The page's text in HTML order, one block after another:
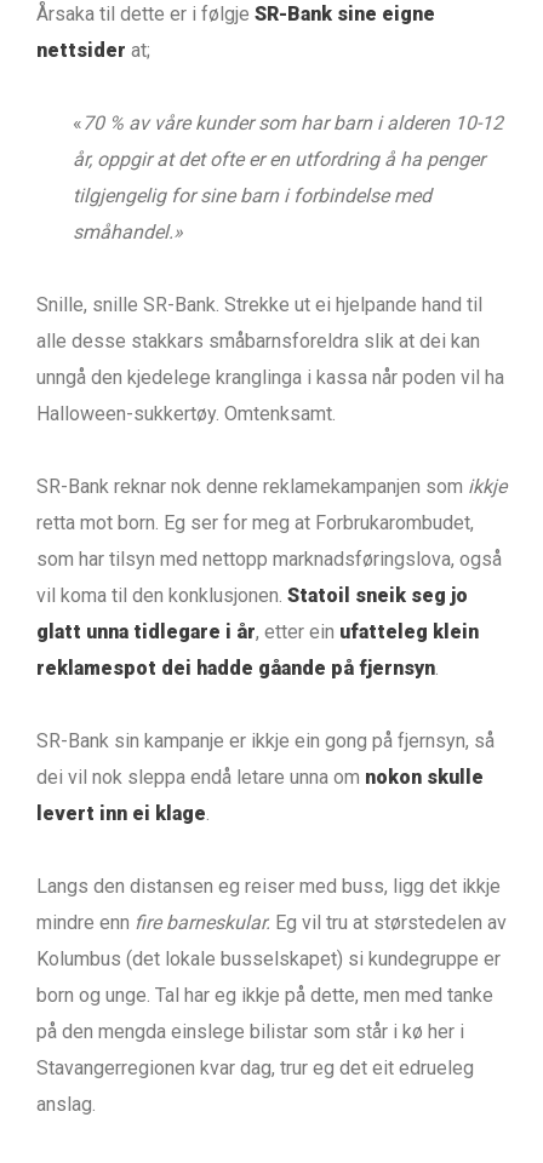
Årsaka til dette er i følgje SR-Bank sine eigne
nettsider at;
« 70 % av våre kunder som har barn i alderen 10-12
år, oppgir at det ofte er en utfordring å ha penger
tilgjengelig for sine barn i forbindelse med
småhandel.»
Snille, snille SR-Bank. Strekke ut ei hjelpande hand til
alle desse stakkars småbarnsforeldra slik at dei kan
unngå den kjedelege kranglinga i kassa når poden vil ha
Halloween-sukkertøy. Omtenksamt.
SR-Bank reknar nok denne reklamekampanjen som ikkje
retta mot born. Eg ser for meg at Forbrukarombudet,
som har tilsyn med nettopp marknadsføringslova, også
vil koma til den konklusjonen. Statoil sneik seg jo
glatt unna tidlegare i år, etter ein ufatteleg klein
reklamespot dei hadde gåande på fjernsyn
SR-Bank sin kampanje er ikkje ein gong på fjernsyn, så
dei vil nok sleppa endå letare unna om nokon skulle
levert inn ei klage
Langs den distansen eg reiser med buss, ligg det ikkje
mindre enn fire barneskular. Eg vil tru at størstedelen av
Kolumbus (det lokale busselskapet) si kundegruppe er
born og unge. Tal har eg ikkje på dette, men med tanke
på den mengda einslege bilistar som står i kø her i
Stavangerregionen kvar dag, trur eg det eit edrueleg
anslag.